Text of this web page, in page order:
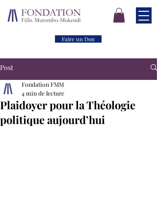
Faire un Don
Post
Plaidoyer pour la Théologie
politique aujourd’hui
Fondation FMM
4 min de lecture